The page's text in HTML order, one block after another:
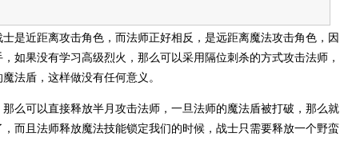
士是近距离攻击角色，而法师正好相反，是远距离魔法攻击角色，因
如果没有学习高级烈火，那么可以采用隔位刺杀的方式攻击法师，
法盾，这样做没有任何意义。
可以直接释放半月攻击法师，一旦法师的魔法盾被打破，那么就
而且法师释放魔法技能锁定我们的时候，战士只需要释放一个野蛮